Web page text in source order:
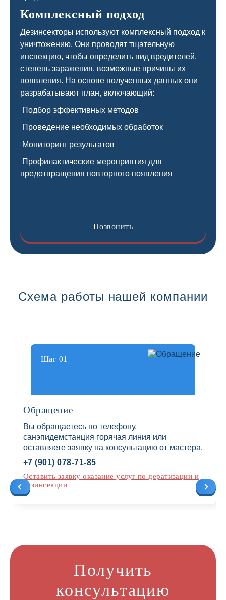
Комплексный подход
Дезинсекторы используют комплексный подход к
уничтожению. Они проводят тщательную
инспекцию, чтобы определить вид вредителей,
степень заражения, возможные причины их
появления. На основе полученных данных они
разрабатывают план, включающий:
Подбор эффективных методов
Проведение необходимых обработок
Мониторинг результатов
Профилактические мероприятия для
предотвращения повторного появления
Позвонить
Схема работы нашей компании
Шаг 01
Обращение
Вы обращаетесь по телефону,
санэпидемстанция горячая линия или
оставляете заявку на консультацию от мастера.
+7 (901) 078-71-85
Оставить заявку оказание услуг по дератизации и
дезинсекции
Получить
консультацию